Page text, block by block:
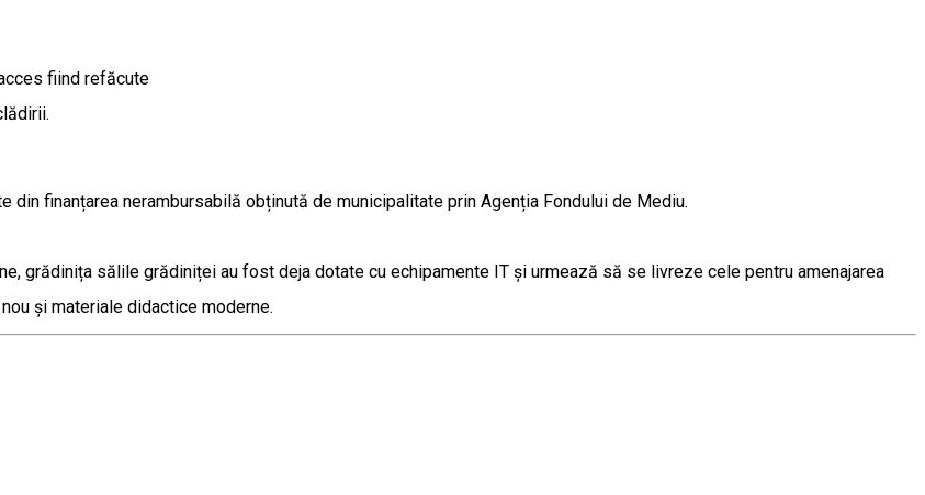
fiind refăcute
finanțarea nerambursabilă obținută de municipalitate prin Agenția Fondului de Mediu.
grădinița sălile grădiniței au fost deja dotate cu echipamente IT și urmează să se livreze cele pentru amenajarea
și materiale didactice moderne.